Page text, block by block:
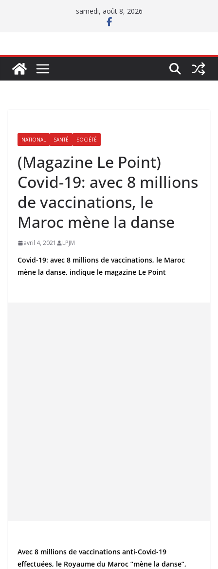
samedi, août 8, 2026
NATIONAL SANTÉ SOCIÉTÉ
(Magazine Le Point)
Covid-19: avec 8 millions
de vaccinations, le
Maroc mène la danse
avril 4, 2021 LPJM
Covid-19: avec 8 millions de vaccinations, le Maroc
mène la danse, indique le magazine Le Point
Avec 8 millions de vaccinations anti-Covid-19
effectuées, le Royaume du Maroc “mène la danse”,